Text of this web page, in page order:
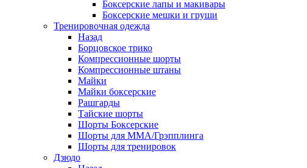
Боксерские лапы и макивары
Боксерские мешки и груши
Тренировочная одежда
Назад
Борцовское трико
Компрессионные шорты
Компрессионные штаны
Майки
Майки боксерские
Рашгарды
Тайские шорты
Шорты Боксерские
Шорты для ММА/Грэпплинга
Шорты для тренировок
Дзюдо